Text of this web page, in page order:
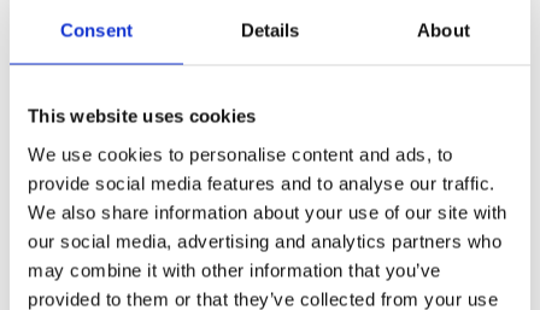
Consent Details About
This website uses cookies
We use cookies to personalise content and ads, to
provide social media features and to analyse our traffic.
We also share information about your use of our site with
our social media, advertising and analytics partners who
may combine it with other information that you’ve
provided to them or that they’ve collected from your use
26%Goedkoper
Gudlox
Gudlox Gloss Glycolic Acid
Conditioner 400ml
Verkoopprijs
€1,99
Normale
prijs
€2,
26% Goedkoper
Gudlox
Gudlox Gloss Glycolic Acid
Hair Mask 300ml
Verkoopprijs
€1,99
Normale
prijs
€2, 69